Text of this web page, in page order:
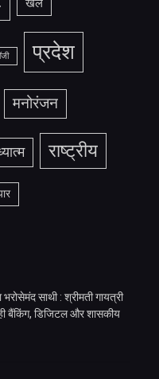
खेल
प्रदेश
मनोरंजन
राष्ट्रीय
साथी : श्रीमती गायत्री
बैंकिंग, डिजिटल और शासकीय